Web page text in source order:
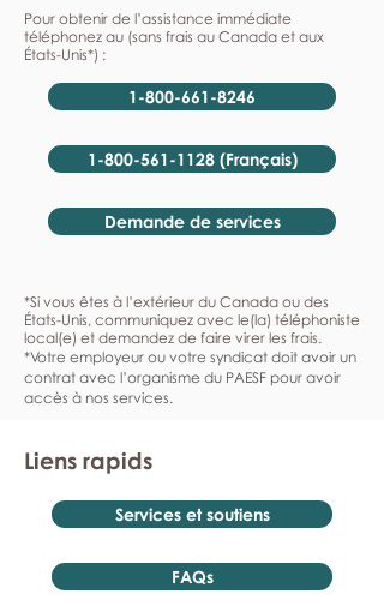
Pour obtenir de l’assistance immédiate
téléphonez au (sans frais au Canada et aux
États-Unis*) :
1-800-661-8246
1-800-561-1128 (Français)
Demande de services
*Si vous êtes à l’extérieur du Canada ou des
États-Unis, communiquez avec le(la) téléphoniste
local(e) et demandez de faire virer les frais.
*Votre employeur ou votre syndicat doit avoir un
contrat avec l’organisme du PAESF pour avoir
accès à nos services.
Liens rapids
Services et soutiens
FAQs